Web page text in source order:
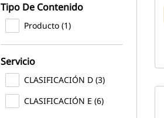
Tipo De Contenido
Producto (1)
Servicio
CLASIFICACIÓN D (3)
CLASIFICACIÓN E (6)